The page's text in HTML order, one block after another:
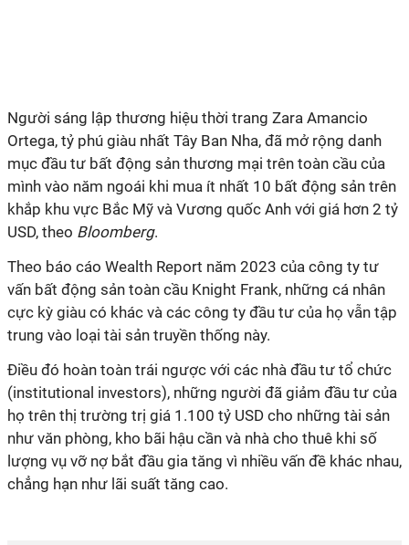
Người sáng lập thương hiệu thời trang Zara Amancio
Ortega, tỷ phú giàu nhất Tây Ban Nha, đã mở rộng danh
mục đầu tư bất động sản thương mại trên toàn cầu của
mình vào năm ngoái khi mua ít nhất 10 bất động sản trên
khắp khu vực Bắc Mỹ và Vương quốc Anh với giá hơn 2 tỷ
USD, theo Bloomberg.
Theo báo cáo Wealth Report năm 2023 của công ty tư
vấn bất động sản toàn cầu Knight Frank, những cá nhân
cực kỳ giàu có khác và các công ty đầu tư của họ vẫn tập
trung vào loại tài sản truyền thống này.
Điều đó hoàn toàn trái ngược với các nhà đầu tư tổ chức
(institutional investors), những người đã giảm đầu tư của
họ trên thị trường trị giá 1.100 tỷ USD cho những tài sản
như văn phòng, kho bãi hậu cần và nhà cho thuê khi số
lượng vụ vỡ nợ bắt đầu gia tăng vì nhiều vấn đề khác nhau,
chẳng hạn như lãi suất tăng cao.